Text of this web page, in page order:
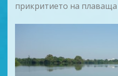
прикритието на плаваща